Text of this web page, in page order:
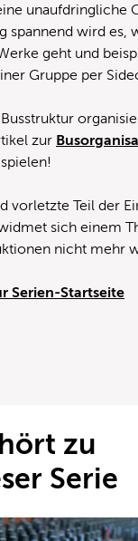
unaufdringliche
spannend wird es,
geht und
Gruppe per
zur
vorletzte Teil der
sich einem
nicht mehr
Serien-Startseite
zu
Serie